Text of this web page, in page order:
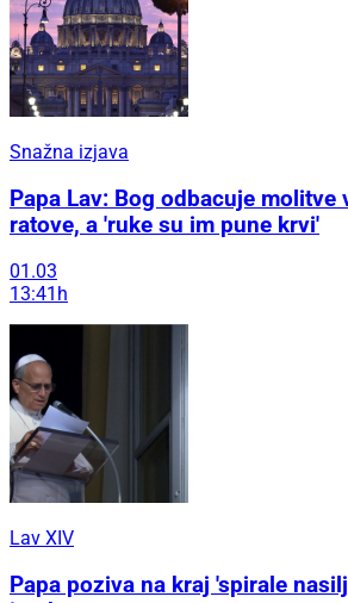
Snažna izjava
Papa Lav: Bog odbacuje molitve
ratove, a 'ruke su im pune krvi'
01.03
13:41h
Lav XIV
Papa poziva na kraj 'spirale